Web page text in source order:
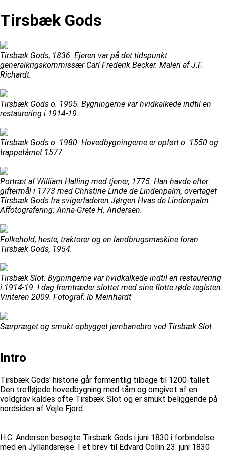
Tirsbæk Gods
Tirsbæk Gods, 1836. Ejeren var på det tidspunkt
generalkrigskommissær Carl Frederik Becker. Maleri af J.F.
Richardt.
Tirsbæk Gods o. 1905. Bygningerne var hvidkalkede indtil en
restaurering i 1914-19.
Tirsbæk Gods o. 1980. Hovedbygningerne er opført o. 1550 og
trappetårnet 1577.
Portræt af William Halling med tjener, 1775. Han havde efter
giftermål i 1773 med Christine Linde de Lindenpalm, overtaget
Tirsbæk Gods fra svigerfaderen Jørgen Hvas de Lindenpalm.
Affotografering: Anna-Grete H. Andersen.
Folkehold, heste, traktorer og en landbrugsmaskine foran
Tirsbæk Gods, 1954.
Tirsbæk Slot. Bygningerne var hvidkalkede indtil en restaurering
i 1914-19. I dag fremtræder slottet med sine flotte røde teglsten.
Vinteren 2009. Fotograf: Ib Meinhardt
Særpræget og smukt opbygget jernbanebro ved Tirsbæk Slot
Intro
Tirsbæk Gods' historie går formentlig tilbage til 1200-tallet.
Den trefløjede hovedbygning med tårn og omgivet af en
voldgrav kaldes ofte Tirsbæk Slot og er smukt beliggende på
nordsiden af Vejle Fjord.
H.C. Andersen besøgte Tirsbæk Gods i juni 1830 i forbindelse
med en Jyllandsrejse. I et brev til Edvard Collin 23. juni 1830